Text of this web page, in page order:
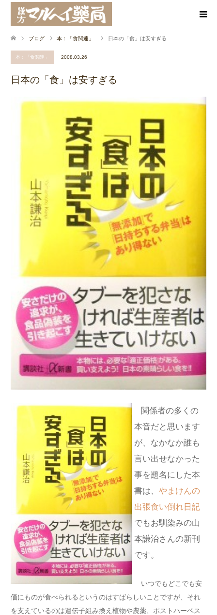
ブログ 本：「食関連」 日本の「食」は安すぎる
本：「食関連」 2008.03.26
日本の「食」は安すぎる
関係者の多くの
本音だと思います
が、なかなか誰も
言い出せなかった
事を題名にした本
書は、 やまけんの
出張食い倒れ日記
でもお馴染みの山
本謙治さんの新刊
です。
いつでもどこでも安
価にものが食べられるというのはすばらしいことですが、それ
を支えているのは遺伝子組み換え植物や農薬、ポストハーベス